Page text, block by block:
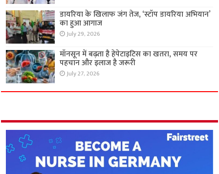
डायरिया के खिलाफ जंग तेज, ‘स्टॉप डायरिया अभियान’
का हुआ आगाज
July 29, 2026
मॉनसून में बढ़ता है हेपेटाइटिस का खतरा, समय पर
पहचान और इलाज है जरूरी
July 27, 2026